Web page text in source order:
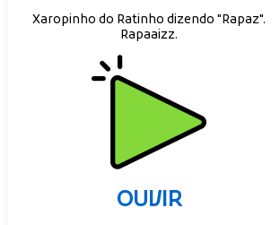
Xaropinho do Ratinho dizendo "Rapaz".
Rapaaizz.
OUVIR